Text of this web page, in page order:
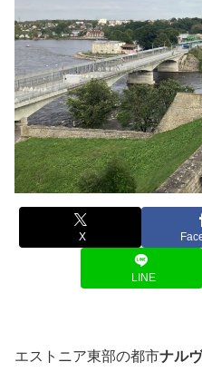
X
LINE
エストニア東部の都市ナル